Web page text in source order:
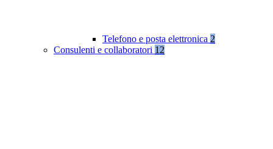
Telefono e posta elettronica 2
Consulenti e collaboratori 12